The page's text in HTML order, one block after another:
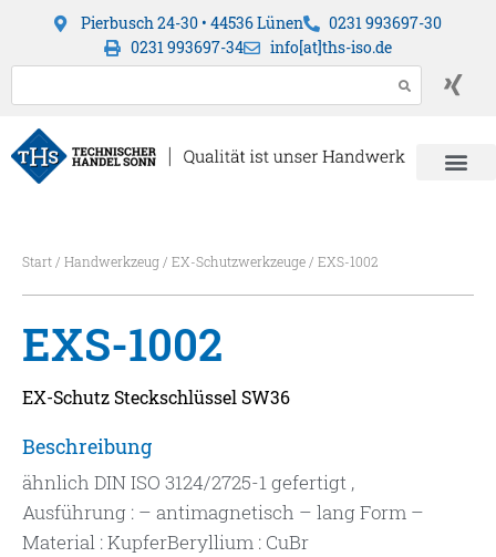
Pierbusch 24-30 • 44536 Lünen
0231 993697-30
0231 993697-34
info[at]ths-iso.de
Start/ Handwerkzeug/ EX-Schutzwerkzeuge/ EXS-1002
EXS-1002
EX-Schutz Steckschlüssel SW36
Beschreibung
ähnlich DIN ISO 3124/2725-1 gefertigt ,
Ausführung : – antimagnetisch – lang Form –
Material : KupferBeryllium : CuBr